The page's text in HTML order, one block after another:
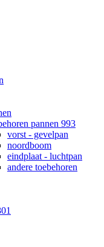
pannen 993
vorst - gevelpan
noordboom
eindplaat - luchtpan
andere toebehoren